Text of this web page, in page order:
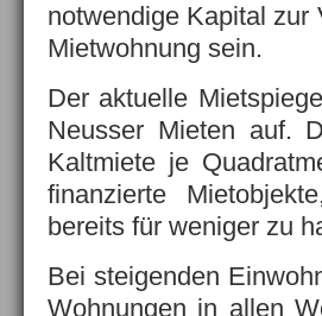
notwendige Kapital zur
Mietwohnung sein.
Der aktuelle
Neusser Mieten auf.
Kaltmiete je
finanzierte
bereits für weniger zu
Bei steigenden
Wohnungen in allen